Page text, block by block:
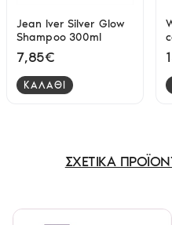
Jean Iver Silver Glow
Shampoo 300ml
7,85€
ΚΑΛΑΘΙ
ΣΧΕΤΙΚΑ